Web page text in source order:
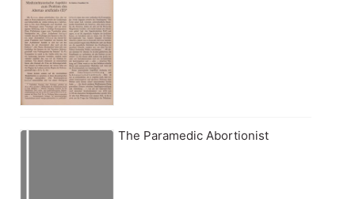
The Paramedic Abortionist